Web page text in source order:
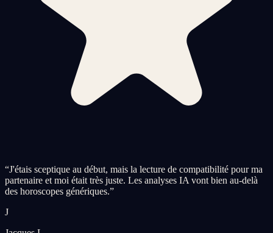
“J'étais sceptique au début, mais la lecture de compatibilité pour ma
partenaire et moi était très juste. Les analyses IA vont bien au-delà
des horoscopes génériques.”
J